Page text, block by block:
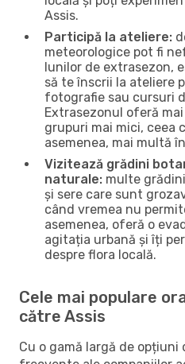
Assis.
Participă la ateliere:
meteorologice pot fi
lunilor de extrasezon,
să te înscrii la ateliere
fotografie sau cursuri
Extrasezonul oferă
grupuri mai mici, ceea
asemenea, mai multă
Vizitează grădini
naturale: multe
și sere care sunt
când vremea nu
asemenea, oferă o
agitația urbană și îți
despre flora locală.
Cele mai populare
către Assis
Cu o gamă largă de opțiuni